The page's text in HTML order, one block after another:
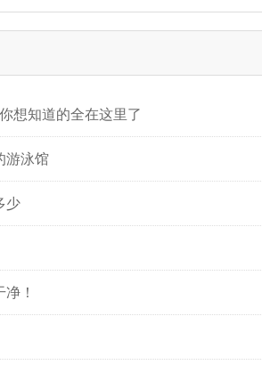
想知道的全在这里了
游泳馆
少
！